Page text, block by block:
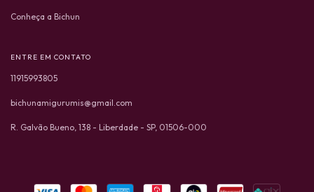
Conheça a Bichun
ENTRE EM CONTATO
11915993805
bichunamigurumis@gmail.com
R. Galvão Bueno, 138 - Liberdade - SP, 01506-000